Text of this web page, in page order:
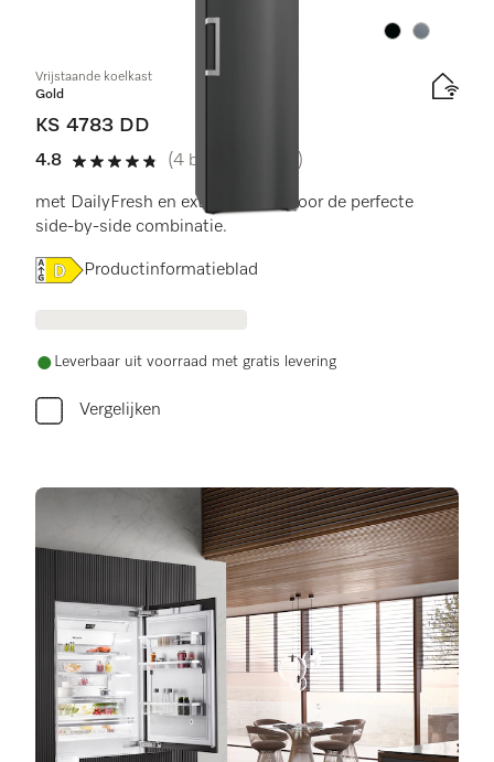
Kleur:Kleur:
Vrijstaande koelkast
Gold
KS 4783 DD
4.8
4.8 sterren op 5
(4 beoordelingen)
met DailyFresh en extra comfort voor de perfecte
side-by-side combinatie.
Online Label Flag, Energielabel
Productinformatieblad
Leverbaar uit voorraad met gratis levering
Vergelijken